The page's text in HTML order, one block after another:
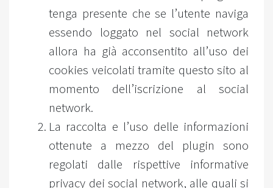
tenga presente che se l’utente naviga
essendo loggato nel social network
allora ha già acconsentito all’uso dei
cookies veicolati tramite questo sito al
momento dell’iscrizione al social
network.
La raccolta e l’uso delle informazioni
ottenute a mezzo del plugin sono
regolati dalle rispettive informative
privacy dei social network, alle quali si